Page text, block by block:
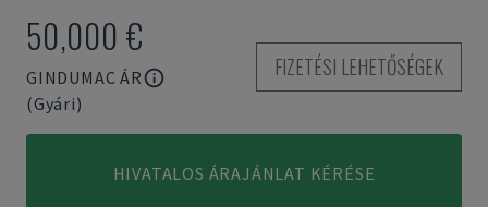
50,000 €
GINDUMAC ÁR
(Gyári)
FIZETÉSI LEHETŐSÉGEK
HIVATALOS ÁRAJÁNLAT KÉRÉSE